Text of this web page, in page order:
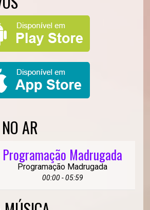
AR
Programação Madrugada
Programação Madrugada
00:00 - 05:59